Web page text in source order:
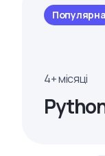
Популярна
4+ місяці